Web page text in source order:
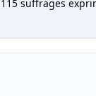
suffrages